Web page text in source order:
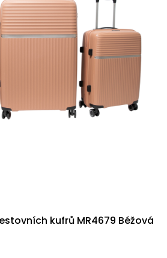
kufrů MR4679 Béžová